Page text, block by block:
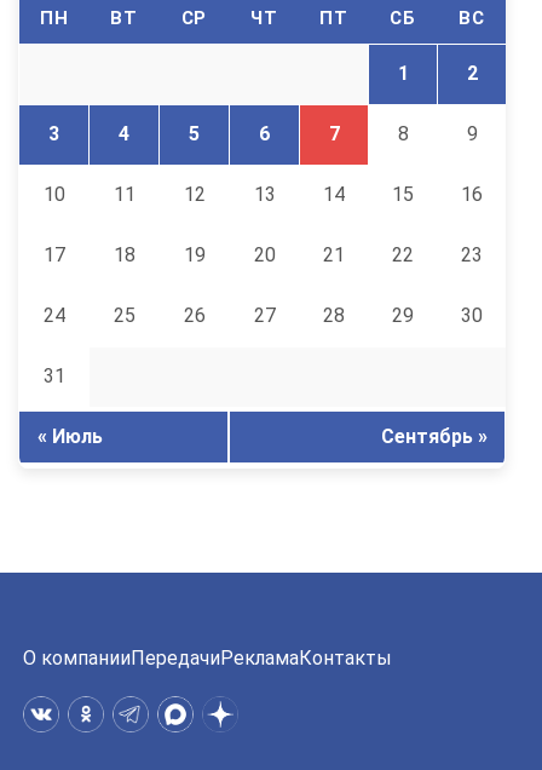
ПН ВТ СР ЧТ ПТ СБ ВС
1 2
3 4 5 6 7 8 9
10 11 12 13 14 15 16
17 18 19 20 21 22 23
24 25 26 27 28 29 30
31
« Июль Сентябрь »
О компанииПередачиРекламаКонтакты